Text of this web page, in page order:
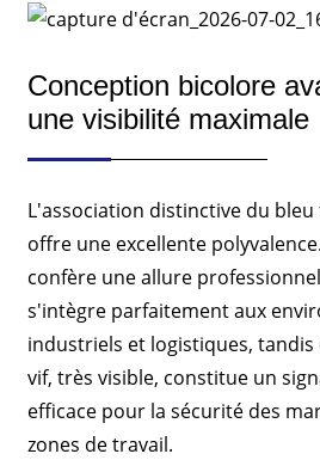
Conception bicolore
une visibilité maximale
L'association distinctive du
offre une excellente
confère une allure
s'intègre parfaitement aux
industriels et logistiques,
vif, très visible, constitue un
efficace pour la sécurité des
zones de travail.